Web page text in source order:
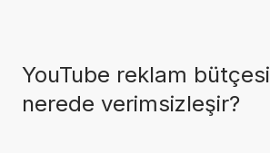
YouTube reklam
nerede verimsizleşir?